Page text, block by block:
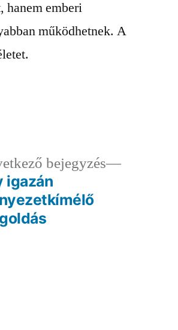
hanem emberi
működhetnek. A
bejegyzés
Következő
igazán